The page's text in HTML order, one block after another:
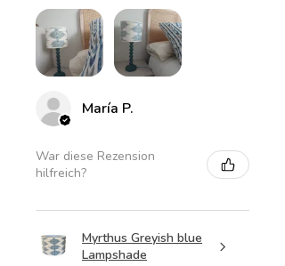
María P.
War diese Rezension
hilfreich?
Myrthus Greyish blue
Lampshade